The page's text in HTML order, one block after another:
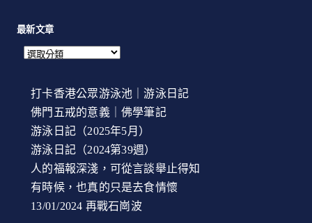
最新文章
打卡香港公眾游泳池｜游泳日記
佛門五戒的意義｜佛學筆記
游泳日記（2025年5月）
游泳日記（2024第39週）
人的福報深淺，可從言談舉止得知
有時候，也真的只是去食情懷
13/01/2024 再戰石崗波